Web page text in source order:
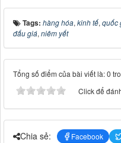
Tags: hàng hóa, kinh tế, quốc
đấu giá, niêm yết
Tổng số điểm của bài viết là: 0
Click để
Chia sẻ: Facebook